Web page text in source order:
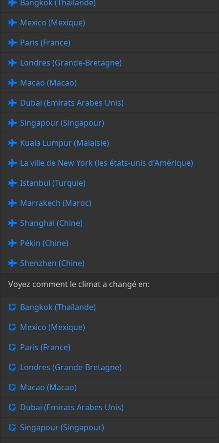
Bangkok (Thaïlande)
Mexico (Mexique)
Paris (France)
Londres (Grande-Bretagne)
Macao (Macao)
Dubai (Emirats Arabes Unis)
Singapour (Singapour)
Kuala Lumpur (Malaisie)
La ville de New York (les états-unis d'Amérique)
Istanbul (Turquie)
Marrakech (Maroc)
Shanghai (Chine)
Pékin (Chine)
Shenzhen (Chine)
Voyez comment le climat a changé en:
Bangkok (Thaïlande)
Mexico (Mexique)
Paris (France)
Londres (Grande-Bretagne)
Macao (Macao)
Dubai (Emirats Arabes Unis)
Singapour (Singapour)